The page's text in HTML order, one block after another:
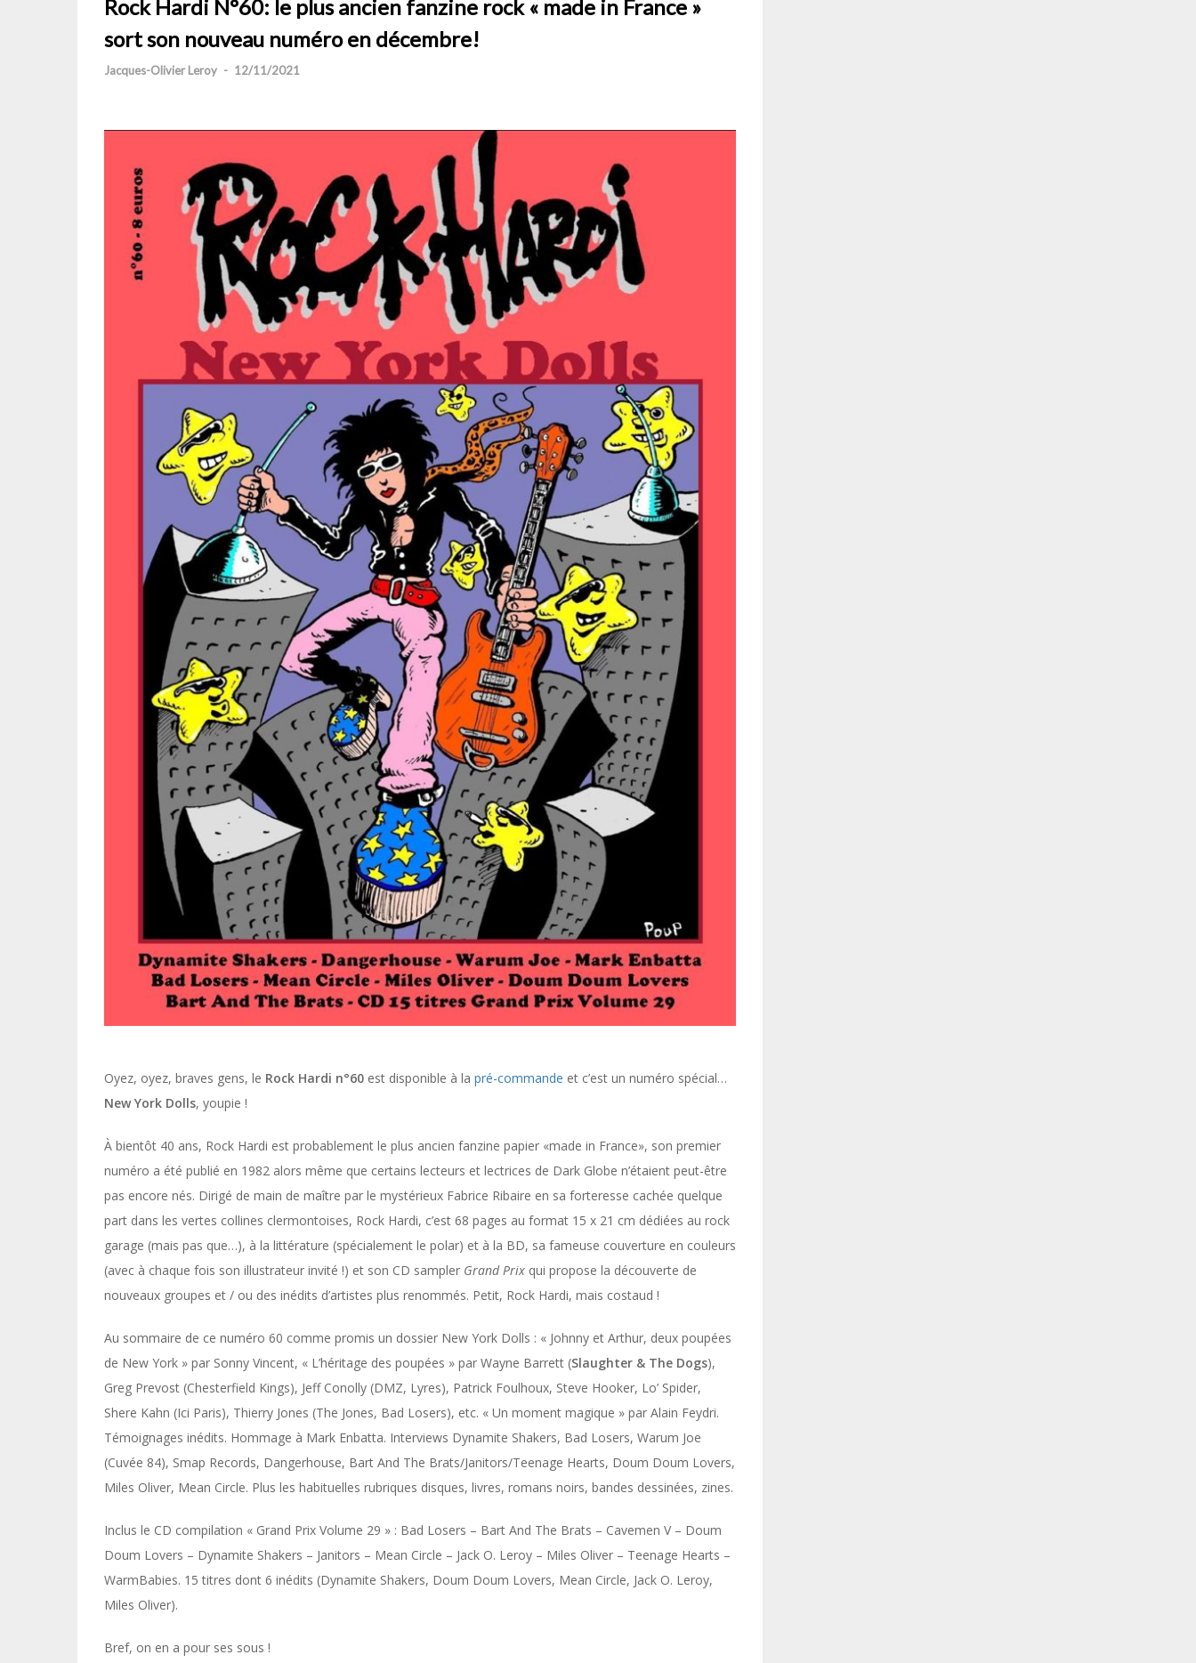
Rock Hardi N°60: le plus ancien fanzine rock « made in France »
sort son nouveau numéro en décembre!
Jacques-Olivier Leroy - 12/11/2021
Oyez, oyez, braves gens, le Rock Hardi n°60 est disponible à la pré-commande et c’est un numéro spécial…
New York Dolls, youpie !
À bientôt 40 ans, Rock Hardi est probablement le plus ancien fanzine papier «made in France», son premier
numéro a été publié en 1982 alors même que certains lecteurs et lectrices de Dark Globe n’étaient peut-être
pas encore nés. Dirigé de main de maître par le mystérieux Fabrice Ribaire en sa forteresse cachée quelque
part dans les vertes collines clermontoises, Rock Hardi, c’est 68 pages au format 15 x 21 cm dédiées au rock
garage (mais pas que…), à la littérature (spécialement le polar) et à la BD, sa fameuse couverture en couleurs
(avec à chaque fois son illustrateur invité !) et son CD sampler Grand Prix qui propose la découverte de
nouveaux groupes et / ou des inédits d’artistes plus renommés. Petit, Rock Hardi, mais costaud !
Au sommaire de ce numéro 60 comme promis un dossier New York Dolls : « Johnny et Arthur, deux poupées
de New York » par Sonny Vincent, « L’héritage des poupées » par Wayne Barrett (Slaughter & The Dogs),
Greg Prevost (Chesterfield Kings), Jeff Conolly (DMZ, Lyres), Patrick Foulhoux, Steve Hooker, Lo’ Spider,
Shere Kahn (Ici Paris), Thierry Jones (The Jones, Bad Losers), etc. « Un moment magique » par Alain Feydri.
Témoignages inédits. Hommage à Mark Enbatta. Interviews Dynamite Shakers, Bad Losers, Warum Joe
(Cuvée 84), Smap Records, Dangerhouse, Bart And The Brats/Janitors/Teenage Hearts, Doum Doum Lovers,
Miles Oliver, Mean Circle. Plus les habituelles rubriques disques, livres, romans noirs, bandes dessinées, zines.
Inclus le CD compilation « Grand Prix Volume 29 » : Bad Losers – Bart And The Brats – Cavemen V – Doum
Doum Lovers – Dynamite Shakers – Janitors – Mean Circle – Jack O. Leroy – Miles Oliver – Teenage Hearts –
WarmBabies. 15 titres dont 6 inédits (Dynamite Shakers, Doum Doum Lovers, Mean Circle, Jack O. Leroy,
Miles Oliver).
Bref, on en a pour ses sous !